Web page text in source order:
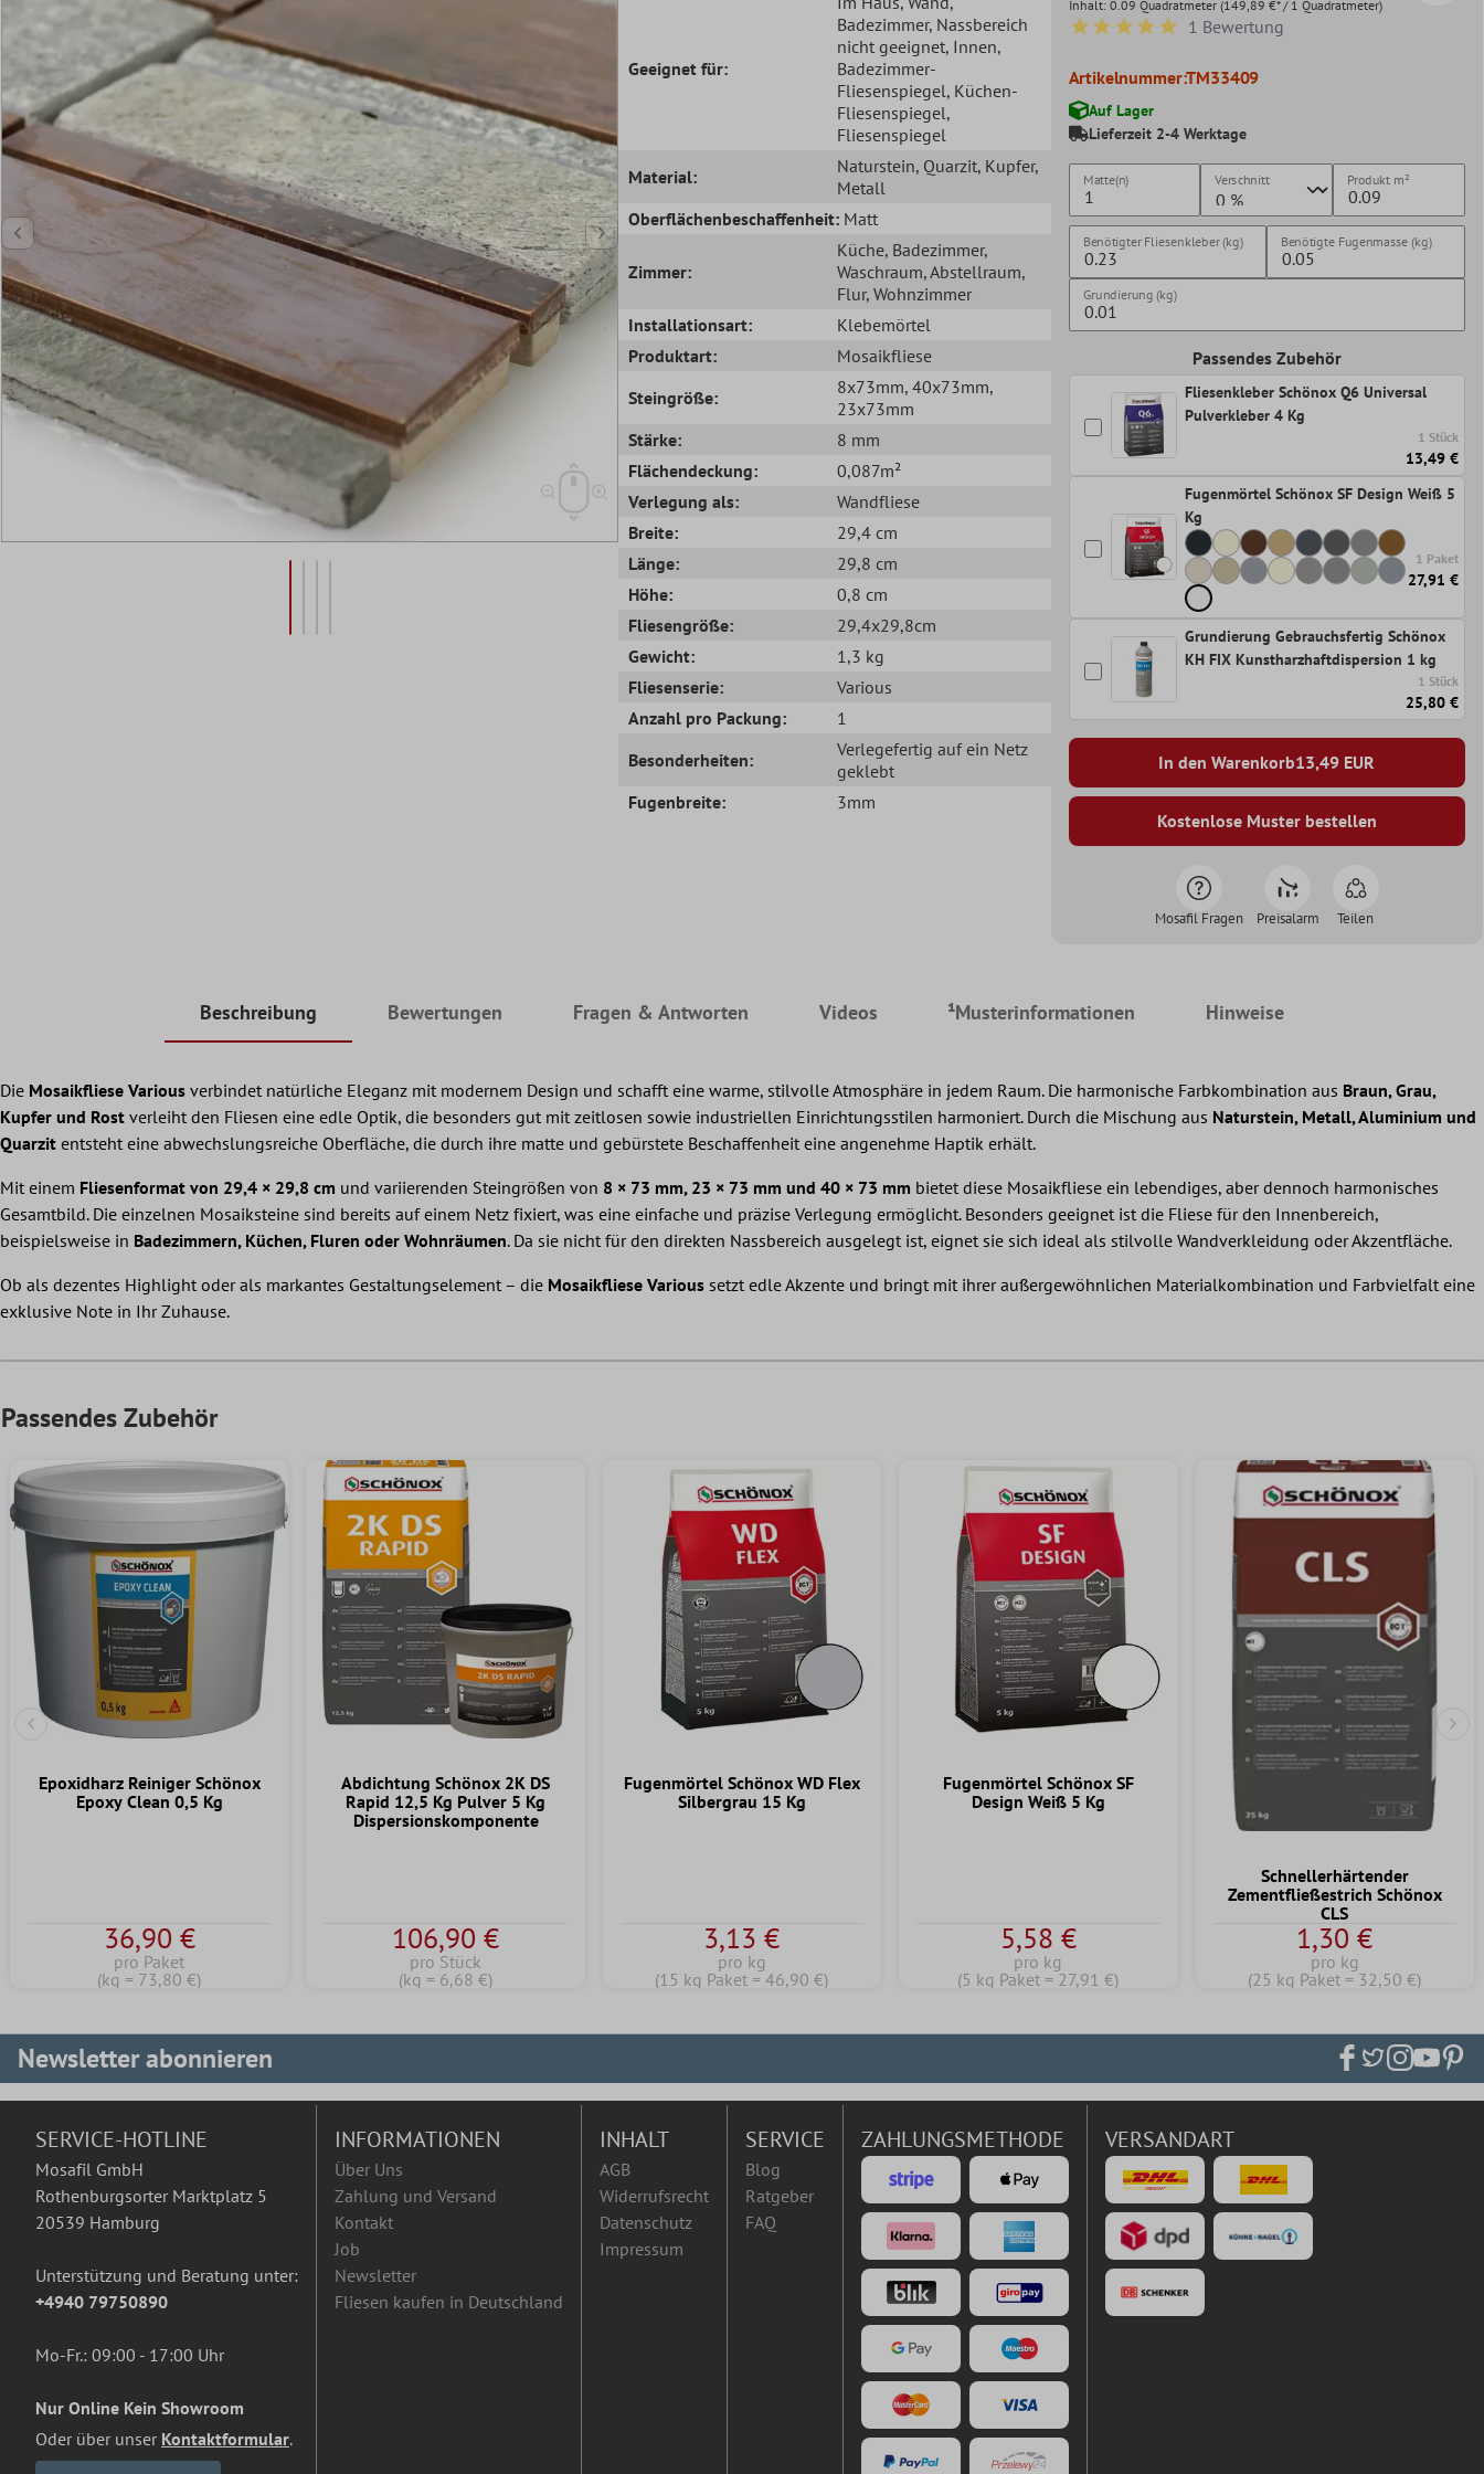
Geeignet für:
Badezimmer, Nassbereich
nicht geeignet, Innen,
Badezimmer-
Fliesenspiegel, Küchen-
Fliesenspiegel,
Fliesenspiegel
Material:
Naturstein, Quarzit, Kupfer,
Metall
Oberflächenbeschaffenheit: Matt
Zimmer:
Küche, Badezimmer,
Waschraum, Abstellraum,
Flur, Wohnzimmer
Installationsart:
Klebemörtel
Produktart:
Mosaikfliese
Steingröße:
8x73mm, 40x73mm,
23x73mm
Stärke:
8 mm
Flächendeckung:
0,087m²
Verlegung als:
Wandfliese
Breite:
29,4 cm
Länge:
29,8 cm
Höhe:
0,8 cm
Fliesengröße:
29,4x29,8cm
Gewicht:
1,3 kg
Fliesenserie:
Various
Anzahl pro Packung:
1
Besonderheiten:
Verlegefertig auf ein Netz
geklebt
Fugenbreite:
3mm
Inhalt: 0.09 Quadratmeter (149,89 €* / 1 Quadratmeter)
Durchschnittliche Bewertung von 5 von 5 Sternen
1 Bewertung
Artikelnummer:TM33409
Auf Lager
Lieferzeit 2-4 Werktage
Matte(n) Verschnitt Produkt m²
Benötigter Fliesenkleber (kg) Benötigte Fugenmasse (kg)
Grundierung (kg)
Passendes Zubehör
Fliesenkleber Schönox Q6 Universal
Pulverkleber 4 Kg
1 Stück
13,49 €
Fugenmörtel Schönox SF Design Weiß 5
Kg
1 Paket
27,91 €
Grundierung Gebrauchsfertig Schönox
KH FIX Kunstharzhaftdispersion 1 kg
1 Stück
25,80 €
In den Warenkorb13,49 EUR
Kostenlose Muster bestellen
Mosafil Fragen Preisalarm Teilen
Beschreibung Bewertungen Fragen & Antworten Videos ¹Musterinformationen Hinweise
Die Mosaikfliese Various verbindet natürliche Eleganz mit modernem Design und schafft eine warme, stilvolle Atmosphäre in jedem Raum. Die harmonische Farbkombination aus Braun, Grau,
Kupfer und Rost verleiht den Fliesen eine edle Optik, die besonders gut mit zeitlosen sowie industriellen Einrichtungsstilen harmoniert. Durch die Mischung aus Naturstein, Metall, Aluminium und
Quarzit entsteht eine abwechslungsreiche Oberfläche, die durch ihre matte und gebürstete Beschaffenheit eine angenehme Haptik erhält.
Mit einem Fliesenformat von 29,4 × 29,8 cm und variierenden Steingrößen von 8 × 73 mm, 23 × 73 mm und 40 × 73 mm bietet diese Mosaikfliese ein lebendiges, aber dennoch harmonisches
Gesamtbild. Die einzelnen Mosaiksteine sind bereits auf einem Netz fixiert, was eine einfache und präzise Verlegung ermöglicht. Besonders geeignet ist die Fliese für den Innenbereich,
beispielsweise in Badezimmern, Küchen, Fluren oder Wohnräumen. Da sie nicht für den direkten Nassbereich ausgelegt ist, eignet sie sich ideal als stilvolle Wandverkleidung oder Akzentfläche.
Ob als dezentes Highlight oder als markantes Gestaltungselement – die Mosaikfliese Various setzt edle Akzente und bringt mit ihrer außergewöhnlichen Materialkombination und Farbvielfalt eine
exklusive Note in Ihr Zuhause.
Passendes Zubehör
Vorherige Folie
Epoxidharz Reiniger Schönox
Epoxy Clean 0,5 Kg
36,90 €
pro Paket
(kg = 73,80 €)
Abdichtung Schönox 2K DS
Rapid 12,5 Kg Pulver 5 Kg
Dispersionskomponente
106,90 €
pro Stück
(kg = 6,68 €)
Fugenmörtel Schönox WD Flex
Silbergrau 15 Kg
3,13 €
pro kg
(15 kg Paket = 46,90 €)
Fugenmörtel Schönox SF
Design Weiß 5 Kg
5,58 €
pro kg
(5 kg Paket = 27,91 €)
Schnellerhärtender
Zementfließestrich Schönox
CLS
1,30 €
pro kg
(25 kg Paket = 32,50 €)
Newsletter abonnieren
SERVICE-HOTLINE
Mosafil GmbH
Rothenburgsorter Marktplatz 5
20539 Hamburg
Unterstützung und Beratung unter:
+4940 79750890
Mo-Fr.: 09:00 - 17:00 Uhr
Nur Online Kein Showroom
Oder über unser Kontaktformular.
INFORMATIONEN
Über Uns
Zahlung und Versand
Kontakt
Job
Newsletter
Fliesen kaufen in Deutschland
INHALT
AGB
Widerrufsrecht
Datenschutz
Impressum
SERVICE
Blog
Ratgeber
FAQ
ZAHLUNGSMETHODE VERSANDART